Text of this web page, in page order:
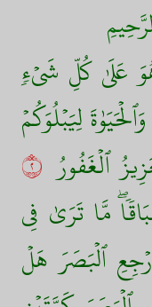
عَلَىٰ كُلِّ شَيۡءٖ
لِيَبۡلُوَكُمۡ
ٱلۡغَفُورُ ٢
مَّا تَرَىٰ فِي
ٱلۡبَصَرَ هَلۡ